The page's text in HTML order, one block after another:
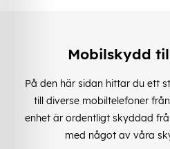
Mobilskydd
På den här sidan hittar du ett
till diverse mobiltelefoner
enhet är ordentligt skyddad
med något av våra